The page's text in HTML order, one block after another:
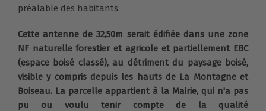
préalable des habitants.
Cette antenne de 32,50m serait édifiée dans une zone
NF naturelle forestier et agricole et partiellement EBC
(espace boisé classé), au détriment du paysage boisé,
visible y compris depuis les hauts de La Montagne et
Boiseau. La parcelle appartient à la Mairie, qui n'a pas
pu ou voulu tenir compte de la qualité